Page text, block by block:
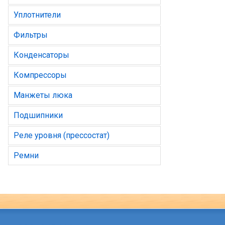
Уплотнители
Фильтры
Конденсаторы
Компрессоры
Манжеты люка
Подшипники
Реле уровня (прессостат)
Ремни